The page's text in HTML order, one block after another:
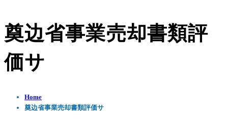
奠边省事業売却書類評
価サ
Home
奠边省事業売却書類評価サ